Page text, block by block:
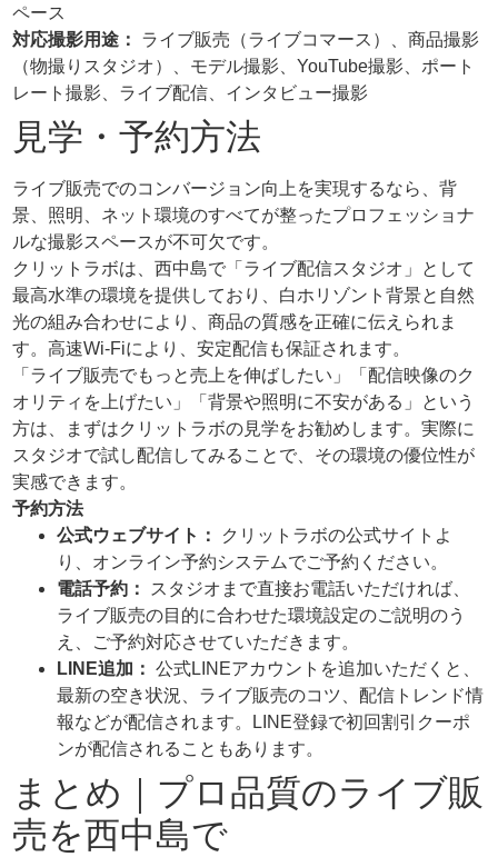
ペース
対応撮影用途：
ライブ販売（ライブコマース）、商品撮影
（物撮りスタジオ）、モデル撮影、YouTube撮影、ポート
レート撮影、ライブ配信、インタビュー撮影
見学・予約方法
ライブ販売でのコンバージョン向上を実現するなら、背
景、照明、ネット環境のすべてが整ったプロフェッショナ
ルな撮影スペースが不可欠です。
クリットラボは、西中島で「ライブ配信スタジオ」として
最高水準の環境を提供しており、白ホリゾント背景と自然
光の組み合わせにより、商品の質感を正確に伝えられま
す。高速Wi-Fiにより、安定配信も保証されます。
「ライブ販売でもっと売上を伸ばしたい」「配信映像のク
オリティを上げたい」「背景や照明に不安がある」という
方は、まずはクリットラボの見学をお勧めします。実際に
スタジオで試し配信してみることで、その環境の優位性が
実感できます。
予約方法
公式ウェブサイト：
クリットラボの公式サイトよ
り、オンライン予約システムでご予約ください。
電話予約：
スタジオまで直接お電話いただければ、
ライブ販売の目的に合わせた環境設定のご説明のう
え、ご予約対応させていただきます。
LINE追加： 公式LINEアカウントを追加いただくと、
最新の空き状況、ライブ販売のコツ、配信トレンド情
報などが配信されます。LINE登録で初回割引クーポ
ンが配信されることもあります。
まとめ｜プロ品質のライブ販
売を西中島で